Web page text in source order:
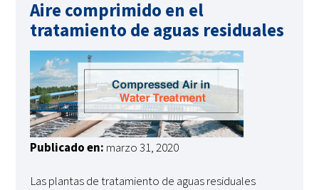
Aire comprimido en el
tratamiento de aguas residuales
Publicado en: marzo 31, 2020
Las plantas de tratamiento de aguas residuales